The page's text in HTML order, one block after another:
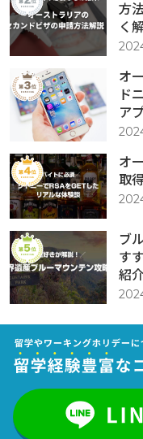
方
く
オ
ド
ア
オ
取
ブ
す
紹